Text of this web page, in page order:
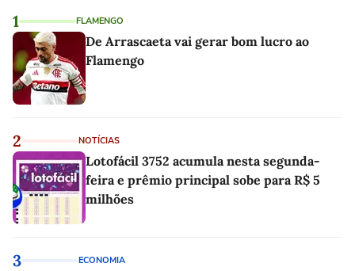
1 FLAMENGO
De Arrascaeta vai gerar bom lucro ao
Flamengo
2 NOTÍCIAS
Lotofácil 3752 acumula nesta segunda-
feira e prêmio principal sobe para R$ 5
milhões
3 ECONOMIA